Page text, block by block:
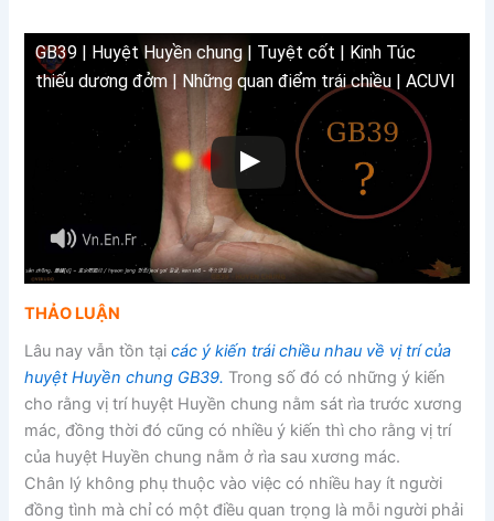
GB39 | Huyệt Huyền chung | Tuyệt cốt | Kinh Túc
thiếu dương đởm | Những quan điểm trái chiều | ACUVI
THẢO LUẬN
Lâu nay vẫn tồn tạicác ý kiến trái chiều nhau về vị trí của
huyệt Huyền chung GB39. Trong số đó có những ý kiến
cho rằng vị trí huyệt Huyền chung nằm sát rìa trước xương
mác, đồng thời đó cũng có nhiều ý kiến thì cho rằng vị trí
của huyệt Huyền chung nằm ở rìa sau xương mác.
Chân lý không phụ thuộc vào việc có nhiều hay ít người
đồng tình mà chỉ có một điều quan trọng là mỗi người phải